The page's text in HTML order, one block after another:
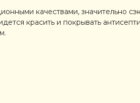
качествами, значительно
красить и покрывать